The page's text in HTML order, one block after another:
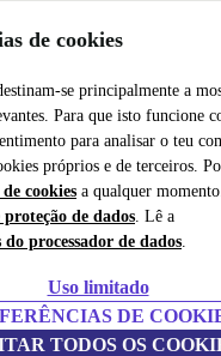
de cookies
se principalmente a
Para que isto funcione
para analisar o teu
próprios e de terceiros.
cookies a qualquer
de dados. Lê a
processador de dados.
Uso limitado
DE
TODOS OS
forma rápida e fácil
Portáteis Tablets
todos os iPhones –
Docking Stations